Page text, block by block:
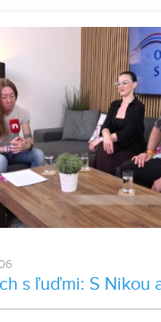
s ľuďmi: S Nikou